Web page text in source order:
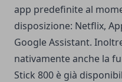
app predefinite al
disposizione: Netflix,
Google Assistant.
nativamente anche la
Stick 800 è già